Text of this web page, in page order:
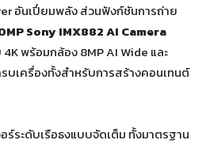
อันเปี่ยมพลัง ส่วนฟังก์ชันการถ่าย
MP Sony IMX882AI Camera
พร้อมกล้อง 8MP AI Wide และ
บเครื่องทั้งสำหรับการสร้างคอนเทนต์
ร์ระดับเรือธงแบบจัดเต็ม ทั้งมาตรฐาน